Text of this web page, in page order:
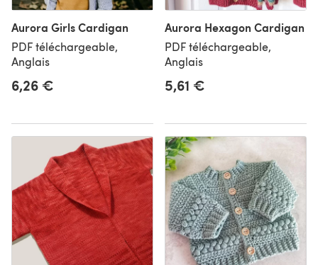
Aurora Girls Cardigan
PDF téléchargeable,
Anglais
6,26 €
Aurora Hexagon Cardigan
PDF téléchargeable,
Anglais
5,61 €